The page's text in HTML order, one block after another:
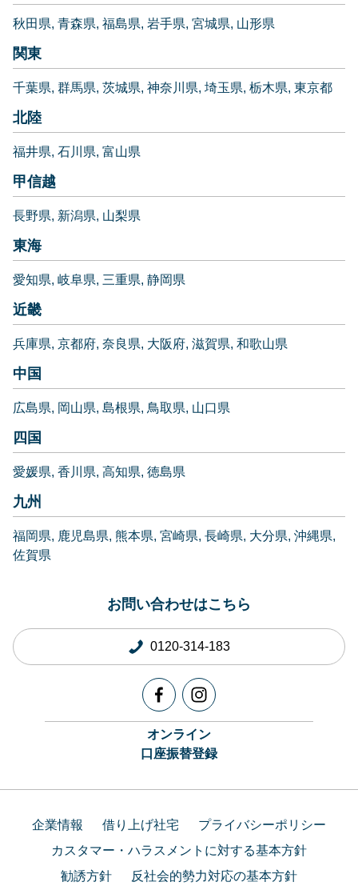
秋田県 青森県 福島県 岩手県 宮城県 山形県
関東
千葉県 群馬県 茨城県 神奈川県 埼玉県 栃木県 東京都
北陸
福井県 石川県 富山県
甲信越
長野県 新潟県 山梨県
東海
愛知県 岐阜県 三重県 静岡県
近畿
兵庫県 京都府 奈良県 大阪府 滋賀県 和歌山県
中国
広島県 岡山県 島根県 鳥取県 山口県
四国
愛媛県 香川県 高知県 徳島県
九州
福岡県 鹿児島県 熊本県 宮崎県 長崎県 大分県 沖縄県
佐賀県
お問い合わせはこちら
0120-314-183
オンライン
口座振替登録
企業情報 借り上げ社宅
プライバシーポリシー
カスタマー・ハラスメントに対する基本方針
勧誘方針
反社会的勢力対応の基本方針